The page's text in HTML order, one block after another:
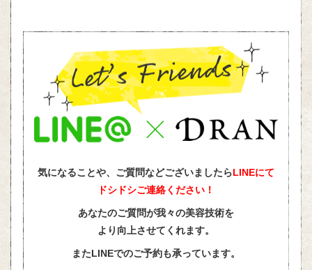
気になることや、ご質問などございましたらLINEにて
ドシドシご連絡ください！
あなたのご質問が我々の美容技術を
より向上させてくれます。
またLINEでのご予約も承っています。